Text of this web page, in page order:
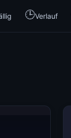
🕒Verlauf